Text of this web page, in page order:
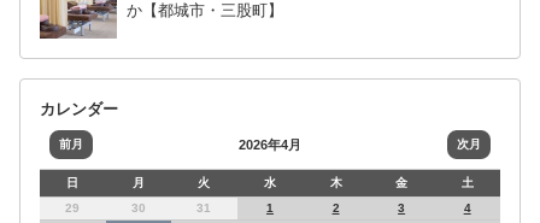
か【都城市・三股町】
カレンダー
前月 2026年4月 次月
日 月 火 水 木 金
土
29
30 31 1 2 3
4